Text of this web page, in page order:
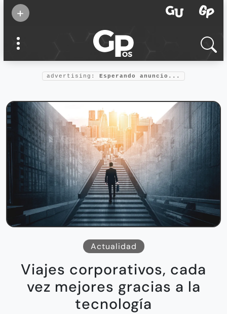
+
confianza
Foro salud
advertising: Esperando anuncio...
Actualidad
Viajes corporativos, cada
vez mejores gracias a la
tecnología